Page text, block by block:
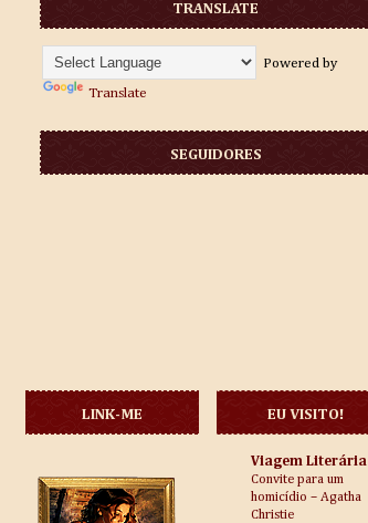
TRANSLATE
Powered by
Translate
SEGUIDORES
LINK-ME EU VISITO!
Viagem Literária
Convite para um
homicídio – Agatha
Christie